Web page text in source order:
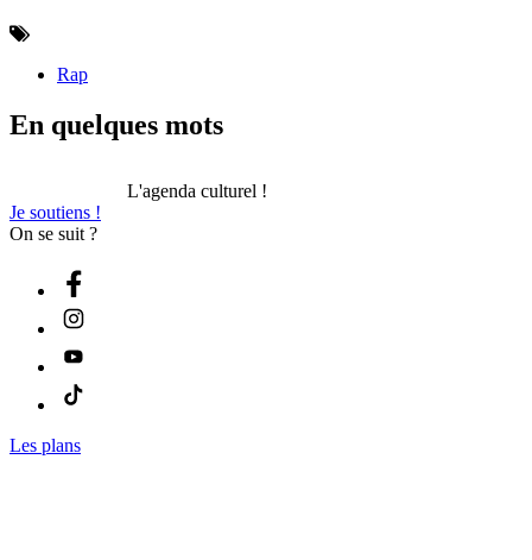
Rap
En quelques mots
L'agenda culturel !
Je soutiens !
On se suit ?
Les plans